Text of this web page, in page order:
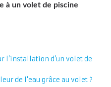
à un volet de piscine
l’installation d’un volet de
de l’eau grâce au volet ?